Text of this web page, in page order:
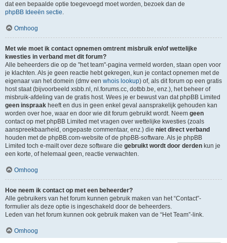
dat een bepaalde optie toegevoegd moet worden, bezoek dan de
phpBB Ideeën sectie.
Omhoog
Met wie moet ik contact opnemen omtrent misbruik en/of wettelijke
kwesties in verband met dit forum?
Alle beheerders die op de "het team"-pagina vermeld worden, staan open voor
je klachten. Als je geen reactie hebt gekregen, kun je contact opnemen met de
eigenaar van het domein (dmv een whois lookup) of, als dit forum op een gratis
host staat (bijvoorbeeld xsbb.nl, nl.forums.cc, dotbb.be, enz.), het beheer of
misbruik-afdeling van de gratis host. Wees je er bewust van dat phpBB Limited
geen inspraak heeft en dus in geen enkel geval aansprakelijk gehouden kan
worden over hoe, waar en door wie dit forum gebruikt wordt. Neem geen
contact op met phpBB Limited met vragen over wettelijke kwesties (zoals
aanspreekbaarheid, ongepaste commentaar, enz.) die niet direct verband
houden met de phpBB.com-website of de phpBB-software. Als je phpBB
Limited toch e-mailt over deze software die gebruikt wordt door derden kun je
een korte, of helemaal geen, reactie verwachten.
Omhoog
Hoe neem ik contact op met een beheerder?
Alle gebruikers van het forum kunnen gebruik maken van het “Contact”-
formulier als deze optie is ingeschakeld door de beheerders.
Leden van het forum kunnen ook gebruik maken van de “Het Team”-link.
Omhoog